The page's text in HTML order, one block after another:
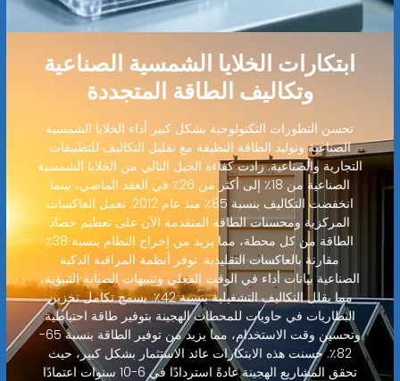
ابتكارات الخلايا الشمسية الصناعية
وتكاليف الطاقة المتجددة
تحسن التطورات التكنولوجية بشكل كبير أداء الخلايا الشمسية
الصناعية وتوليد الطاقة النظيفة مع تقليل التكاليف للتطبيقات
التجارية والصناعية. زادت كفاءة الجيل التالي من الخلايا الشمسية
الصناعية من 18٪ إلى أكثر من 26٪ في العقد الماضي، بينما
انخفضت التكاليف بنسبة 85٪ منذ عام 2012. تعمل العاكسات
المركزية ومحسنات الطاقة المتقدمة الآن على تعظيم حصاد
الطاقة من كل محطة، مما يزيد من إخراج النظام بنسبة 38٪
مقارنة بالعاكسات التقليدية. توفر أنظمة المراقبة الذكية
الصناعية بيانات أداء في الوقت الفعلي وتنبيهات الصيانة التنبؤية،
مما يقلل التكاليف التشغيلية بنسبة 42٪. يسمح تكامل تخزين
البطاريات في حاويات للمحطات الهجينة بتوفير طاقة احتياطية
وتحسين وقت الاستخدام، مما يزيد من توفير الطاقة بنسبة 65-
82٪. حسنت هذه الابتكارات عائد الاستثمار بشكل كبير، حيث
تحقق المشاريع الهجينة عادةً استردادًا في 6-10 سنوات اعتمادًا